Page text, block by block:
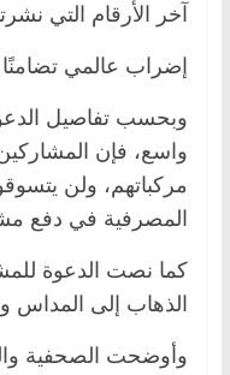
آخر الأرقام التي
إضراب عالمي
وبحسب تفاصيل
واسع، فإن
مركباتهم، ولن
المصرفية في دفع
كما نصت الدعوة
الذهاب إلى المداس
وأوضحت الصحفية